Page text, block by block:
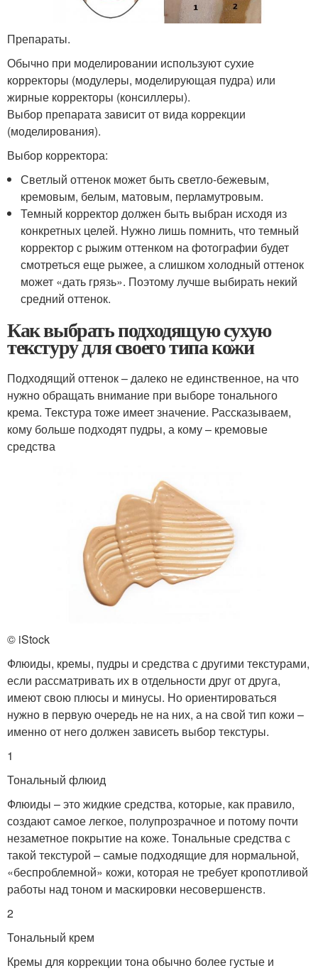
Препараты.
Обычно при моделировании используют сухие
корректоры (модулеры, моделирующая пудра) или
жирные корректоры (консиллеры).
Выбор препарата зависит от вида коррекции
(моделирования).
Выбор корректора:
Светлый оттенок может быть светло-бежевым,
кремовым, белым, матовым, перламутровым.
Темный корректор должен быть выбран исходя из
конкретных целей. Нужно лишь помнить, что темный
корректор с рыжим оттенком на фотографии будет
смотреться еще рыжее, а слишком холодный оттенок
может «дать грязь». Поэтому лучше выбирать некий
средний оттенок.
Как выбрать подходящую сухую
текстуру для своего типа кожи
Подходящий оттенок – далеко не единственное, на что
нужно обращать внимание при выборе тонального
крема. Текстура тоже имеет значение. Рассказываем,
кому больше подходят пудры, а кому – кремовые
средства
© iStock
Флюиды, кремы, пудры и средства с другими текстурами,
если рассматривать их в отдельности друг от друга,
имеют свою плюсы и минусы. Но ориентироваться
нужно в первую очередь не на них, а на свой тип кожи –
именно от него должен зависеть выбор текстуры.
1
Тональный флюид
Флюиды – это жидкие средства, которые, как правило,
создают самое легкое, полупрозрачное и потому почти
незаметное покрытие на коже. Тональные средства с
такой текстурой – самые подходящие для нормальной,
«беспроблемной» кожи, которая не требует кропотливой
работы над тоном и маскировки несовершенств.
2
Тональный крем
Кремы для коррекции тона обычно более густые и